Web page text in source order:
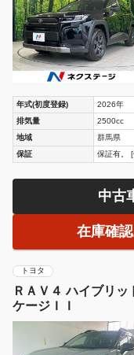
年式(初度登録) 2026年
排気量
2500cc
地域
群馬県
保証
保証有。
中古
在庫確
トヨタ
ＲＡＶ４ ハイブリ
ケージＩＩ